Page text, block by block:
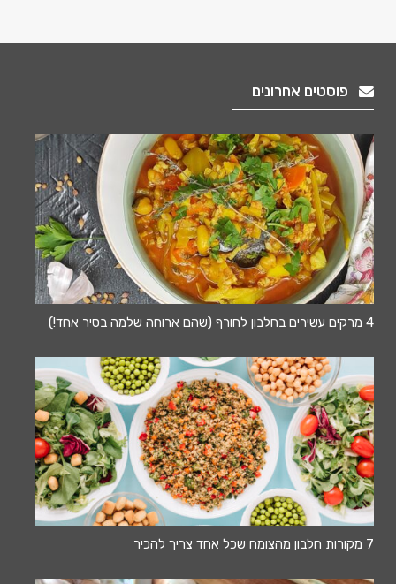
פוסטים אחרונים
4 מרקים עשירים בחלבון לחורף (שהם ארוחה שלמה בסיר אחד!)
7 מקורות חלבון מהצומח שכל אחד צריך להכיר